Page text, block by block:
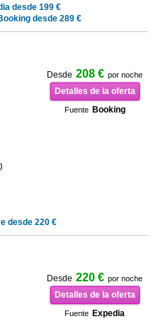
desde 199 €
desde 289 €
Desde 208 € por noche
Detalles de la oferta
Fuente Booking
desde 220 €
Desde 220 € por noche
Detalles de la oferta
Fuente Expedia